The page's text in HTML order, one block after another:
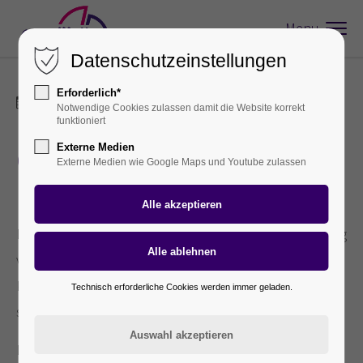
Menu
16.11.2021 10:05
Chrom-Müller spendet an
Björn-Steiger-Stiftung
Die Oberndorfer Firma Chrom-Müller Metallveredelung
verzichtet auch im Jahr 2021 wieder auf
Kundenpräsente zu Weihnachten, und unterstützt
stattdessen örtliche Einrichtungen.
In diesem Jahr ging die Spende an die Björn-Steiger-
Datenschutzeinstellungen
Erforderlich*
Notwendige Cookies zulassen damit die Website korrekt
funktioniert
Externe Medien
Externe Medien wie Google Maps und Youtube zulassen
Technisch erforderliche Cookies werden immer geladen.